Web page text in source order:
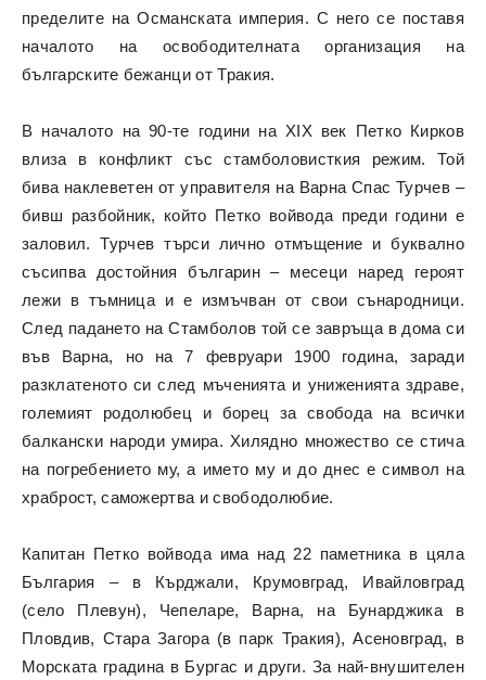
пределите на Османската империя. С него се поставя
началото на освободителната организация на
българските бежанци от Тракия.
В началото на 90-те години на XIX век Петко Кирков
влиза в конфликт със стамболовисткия режим. Той
бива наклеветен от управителя на Варна Спас Турчев –
бивш разбойник, който Петко войвода преди години е
заловил. Турчев търси лично отмъщение и буквално
съсипва достойния българин – месеци наред героят
лежи в тъмница и е измъчван от свои сънародници.
След падането на Стамболов той се завръща в дома си
във Варна, но на 7 февруари 1900 година, заради
разклатеното си след мъченията и униженията здраве,
големият родолюбец и борец за свобода на всички
балкански народи умира. Хилядно множество се стича
на погребението му, а името му и до днес е символ на
храброст, саможертва и свободолюбие.
Капитан Петко войвода има над 22 паметника в цяла
България – в Кърджали, Крумовград, Ивайловград
(село Плевун), Чепеларе, Варна, на Бунарджика в
Пловдив, Стара Загора (в парк Тракия), Асеновград, в
Морската градина в Бургас и други. За най-внушителен